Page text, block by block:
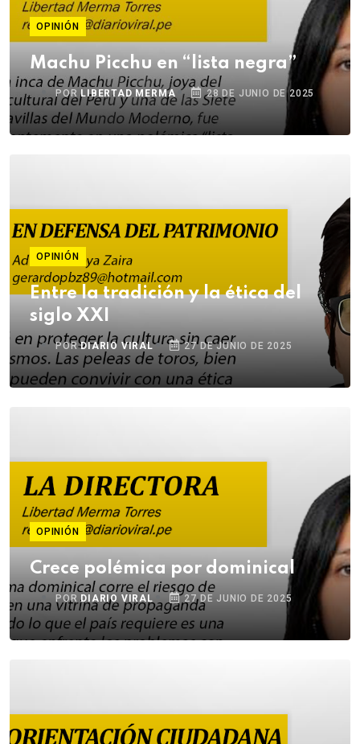
OPINIÓN
Machu Picchu en “lista negra”
PORLIBERTAD MERMA 28 DE JUNIO DE 2025
OPINIÓN
Entre la tradición y la ética del
siglo XXI
PORDIARIO VIRAL 27 DE JUNIO DE 2025
OPINIÓN
Crece polémica por dominical
PORDIARIO VIRAL 27 DE JUNIO DE 2025